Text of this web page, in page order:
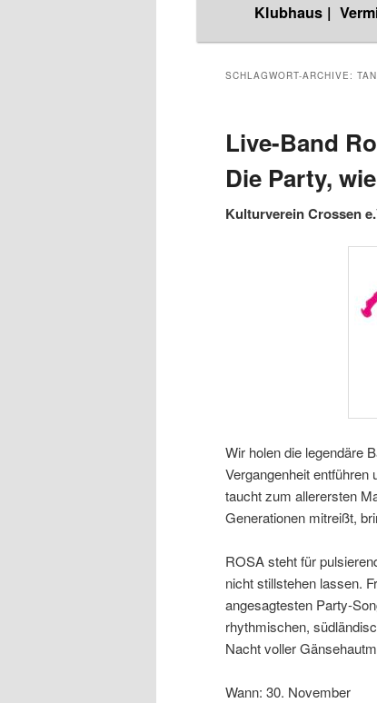
Zum
Inhalt
wechseln
Zum
sekundären
Inhalt
wechseln
Klubhaus |
SCHLAGWORT-ARCHIVE:
Live-Band
Die Party,
Kulturverein Crossen
Wir holen die legendäre
Vergangenheit
taucht zum allerersten
Generationen mitreißt,
ROSA steht für
nicht stillstehen lassen.
angesagtesten Party-
rhythmischen,
Nacht voller
Wann: 30. November